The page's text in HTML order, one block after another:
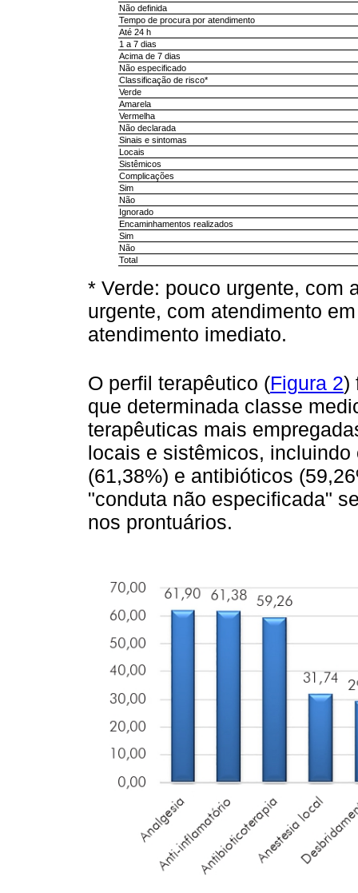
Não definida
Tempo de procura por atendimento
Até 24 h
1 a 7 dias
Acima de 7 dias
Não especificado
Classificação de risco*
Verde
Amarela
Vermelha
Não declarada
Sinais e sintomas
Locais
Sistêmicos
Complicações
Sim
Não
Ignorado
Encaminhamentos realizados
Sim
Não
Total
* Verde: pouco urgente, com
urgente, com atendimento
atendimento imediato.
O perfil terapêutico (Figura 2)
que determinada classe
terapêuticas mais
locais e sistêmicos,
(61,38%) e antibióticos
"conduta não especificada"
nos prontuários.